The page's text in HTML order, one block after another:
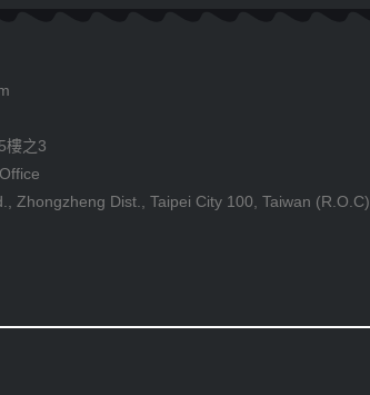
樓之3
Zhongzheng Dist., Taipei City 100, Taiwan (R.O.C)